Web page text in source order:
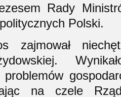
Rady
Polski.
zajmował
na czele